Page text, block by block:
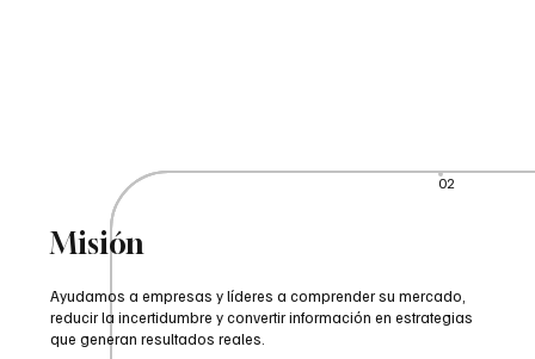
02
Misión
Ayudamos a empresas y líderes a comprender su mercado,
reducir la incertidumbre y convertir información en estrategias
que generan resultados reales.